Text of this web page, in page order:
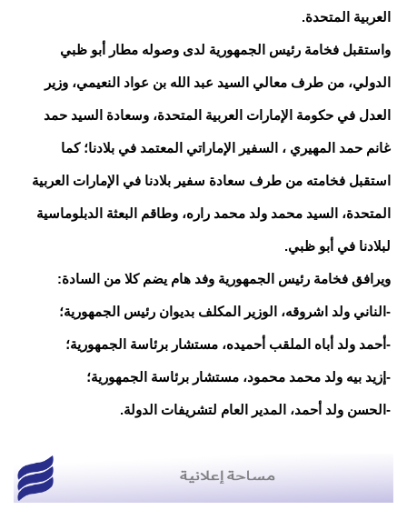
العربية المتحدة.
واستقبل فخامة رئيس الجمهورية لدى وصوله مطار أبو ظبي
الدولي، من طرف معالي السيد عبد الله بن عواد النعيمي، وزير
العدل في حكومة الإمارات العربية المتحدة، وسعادة السيد حمد
غانم حمد المهيري ، السفير الإماراتي المعتمد في بلادنا؛ كما
استقبل فخامته من طرف سعادة سفير بلادنا في الإمارات العربية
المتحدة، السيد محمد ولد محمد راره، وطاقم البعثة الدبلوماسية
لبلادنا في أبو ظبي.
ويرافق فخامة رئيس الجمهورية وفد هام يضم كلا من السادة:
-الناني ولد اشروقه، الوزير المكلف بديوان رئيس الجمهورية؛
-أحمد ولد أباه الملقب أحميده، مستشار برئاسة الجمهورية؛
-إزيد بيه ولد محمد محمود، مستشار برئاسة الجمهورية؛
-الحسن ولد أحمد، المدير العام لتشريفات الدولة.